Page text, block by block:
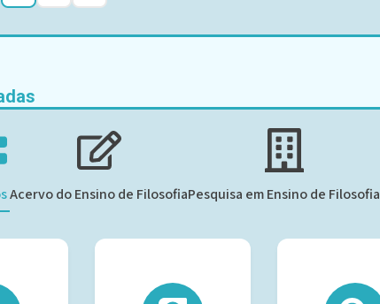
Acervo do Ensino de FilosofiaPesquisa em Ensino de Filosofia